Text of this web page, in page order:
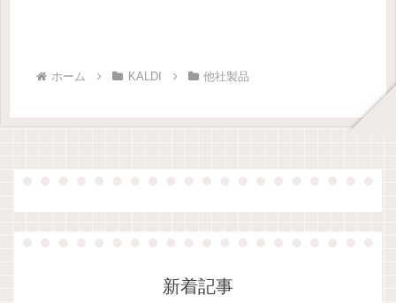
ホーム KALDI 他社製品
新着記事